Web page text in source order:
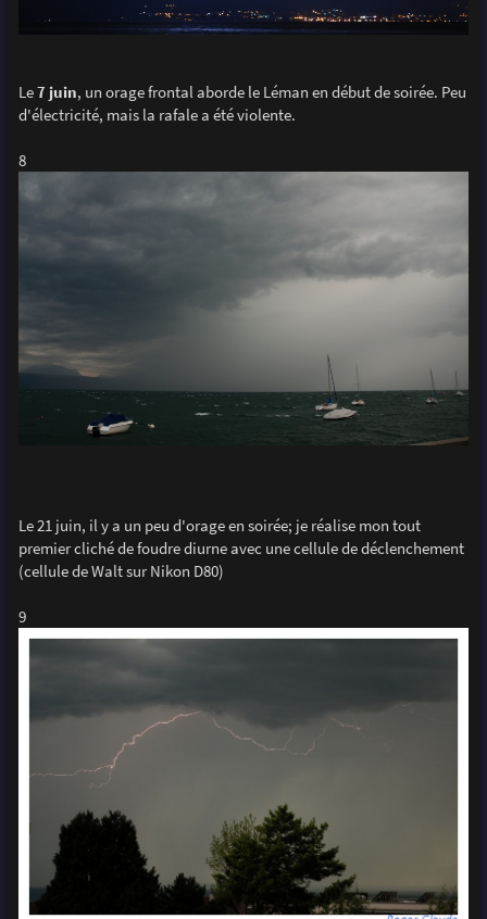
Le7 juin, un orage frontal aborde le Léman en début de soirée. Peu
d'électricité, mais la rafale a été violente.
8
Le 21 juin, il y a un peu d'orage en soirée; je réalise mon tout
premier cliché de foudre diurne avec une cellule de déclenchement
(cellule de Walt sur Nikon D80)
9